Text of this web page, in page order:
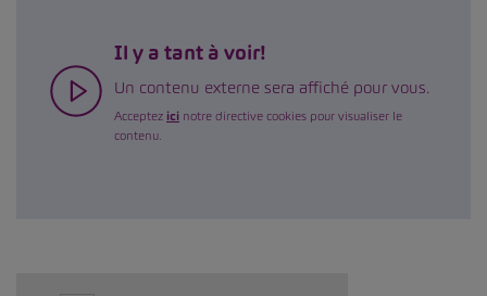
Il y a tant à voir!
Un contenu externe sera affiché pour vous.
Acceptez ici notre directive cookies pour visualiser le
contenu.